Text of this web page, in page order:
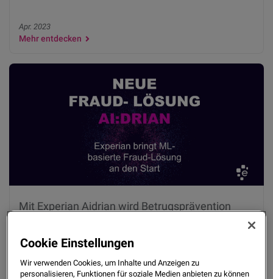
Apr. 2023
Mehr entdecken
Mit Experian Aidrian wird Betrugsprävention
Apr. 2022
Mehr entdecken
Cookie Einstellungen
Wir verwenden Cookies, um Inhalte und Anzeigen zu
personalisieren, Funktionen für soziale Medien anbieten zu können